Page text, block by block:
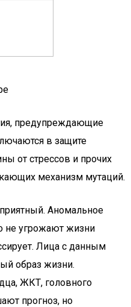
предупреждающие
в защите
от стрессов и прочих
механизм мутаций.
Аномальное
не угрожают жизни
Лица с данным
образ жизни.
ЖКТ, головного
прогноз, но